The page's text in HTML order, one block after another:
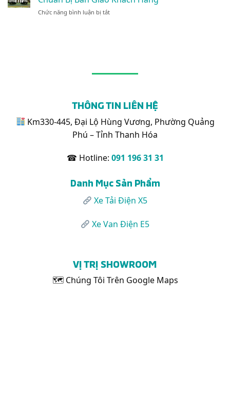
Tối
Karry
X5
Nào?
Chức năng bình luận bị tắtở
Karry
Chuẩn
Bàn
Giao
THÔNG TIN LIÊN HỆ
Km330-445, Đại Lộ Hùng Vương, Phường Quảng
Phú – Tỉnh Thanh Hóa
☎ Hotline: 091 196 31 31
Danh Mục Sản Phẩm
Xe Tải Điện X5
Xe Van Điện E5
VỊ TRỊ SHOWROOM
🗺 Chúng Tôi Trên Google Maps